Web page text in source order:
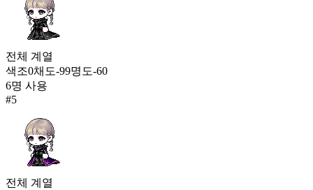
전체 계열
색조0채도-99명도-60
6명 사용
#5
전체 계열